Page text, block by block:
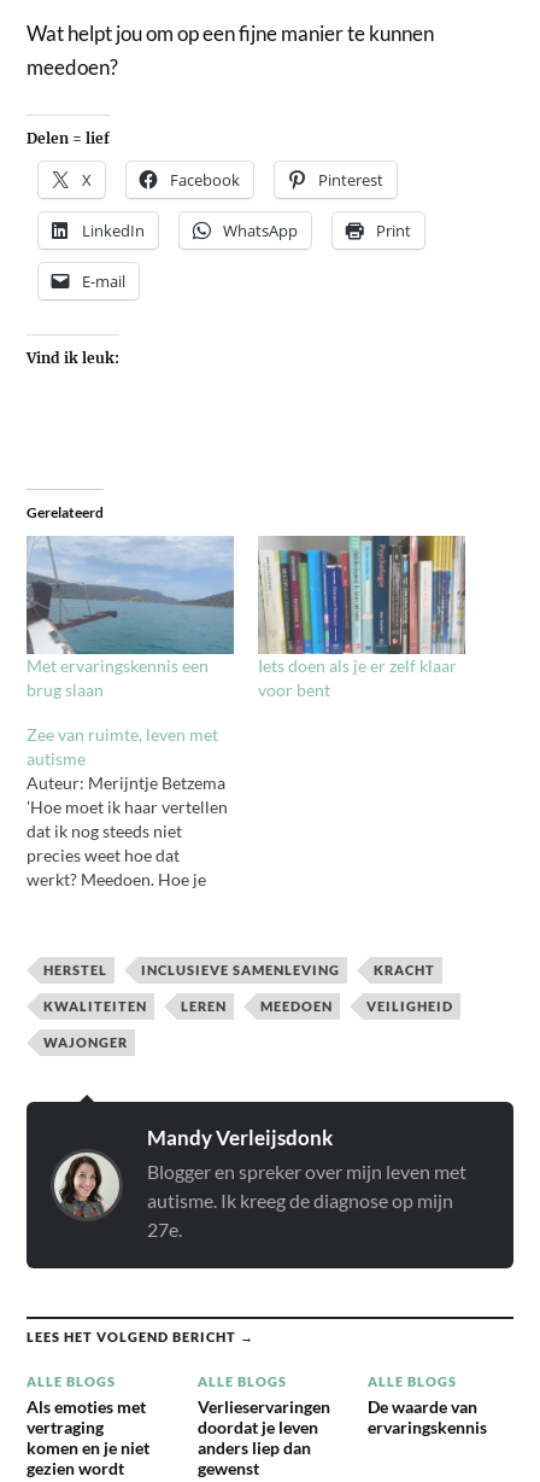
Wat helpt jou om op een fijne manier te kunnen
meedoen?
Delen = lief
X Facebook Pinterest
LinkedIn WhatsApp Print
E-mail
Vind ik leuk:
Gerelateerd
Met ervaringskennis een
brug slaan
Iets doen als je er zelf klaar
voor bent
Zee van ruimte, leven met
autisme
Auteur: Merijntje Betzema
'Hoe moet ik haar vertellen
dat ik nog steeds niet
precies weet hoe dat
werkt? Meedoen. Hoe je
te horen dat ze autisme
heeft nadat ze op het randje
van een burn-out zweeft.
Ze heeft een…
HERSTEL INCLUSIEVE SAMENLEVING KRACHT
KWALITEITEN LEREN MEEDOEN VEILIGHEID
WAJONGER
Mandy Verleijsdonk
Blogger en spreker over mijn leven met
autisme. Ik kreeg de diagnose op mijn
27e.
LEES HET VOLGEND BERICHT →
ALLE BLOGS
Als emoties met
vertraging
komen en je niet
gezien wordt
ALLE BLOGS
Verlieservaringen
doordat je leven
anders liep dan
gewenst
ALLE BLOGS
De waarde van
ervaringskennis